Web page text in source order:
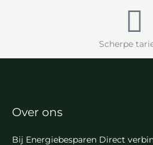
Scherpe
Over ons
Bij Energiebesparen Direct